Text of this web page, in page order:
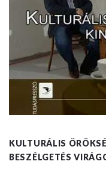
KULTURÁLIS
BESZÉLGETÉS